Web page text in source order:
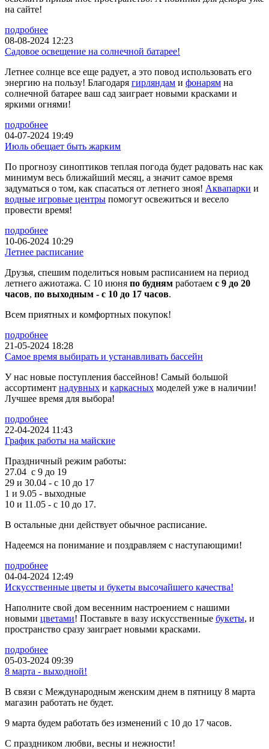
на сайте!
подробнее
08-08-2024 12:23
Садовое освещение на солнечной батарее!
Летнее солнце все еще радует, а это повод использовать его
энергию на пользу! Благодаря гирляндам и фонарям на
солнечной батарее ваш сад заиграет новыми красками и
яркими огнями!
подробнее
04-07-2024 19:49
Июль обещает быть жарким
По прогнозу синоптиков теплая погода будет радовать нас как
минимум весь ближайший месяц, а значит самое время
задуматься о том, как спасаться от летнего зноя! Аквапарки и
водные игровые центры помогут освежиться и весело
провести время!
подробнее
10-06-2024 10:29
Летнее расписание
Друзья, спешим поделиться новым расписанием на период
летнего ажиотажа. С 10 июня по будням работаем с 9 до 20
часов, по выходным - с 10 до 17 часов.
Всем приятных и комфортных покупок!
подробнее
21-05-2024 18:28
Самое время выбирать и устанавливать бассейн
У нас новые поступления бассейнов! Самый большой
ассортимент надувных и каркасных моделей уже в наличии!
Лучшее время для выбора!
подробнее
22-04-2024 11:43
График работы на майские
Праздничный режим работы:
27.04 с 9 до 19
29 и 30.04 - с 10 до 17
1 и 9.05 - выходные
10 и 11.05 - с 10 до 17.
В остальные дни действует обычное расписание.
Надеемся на понимание и поздравляем с наступающими!
подробнее
04-04-2024 12:49
Искусственные цветы и букеты высочайшего качества!
Наполните свой дом весенним настроением с нашими
новыми цветами! Поставьте в вазу искусственные букеты, и
пространство сразу заиграет новыми красками.
подробнее
05-03-2024 09:39
8 марта - выходной!
В связи с Международным женским днем в пятницу 8 марта
магазин работать не будет.
9 марта будем работать без изменений с 10 до 17 часов.
С праздником любви, весны и нежности!